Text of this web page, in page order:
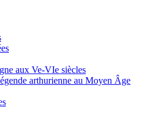
aux Ve-VIe siècles
arthurienne au Moyen Âge